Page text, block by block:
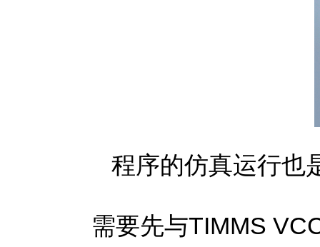
程序的仿真运行也
需要先与TIMMS